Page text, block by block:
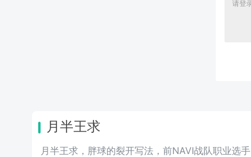
月半王求
月半王求，胖球的裂开写法，前NAVI战队职业选手